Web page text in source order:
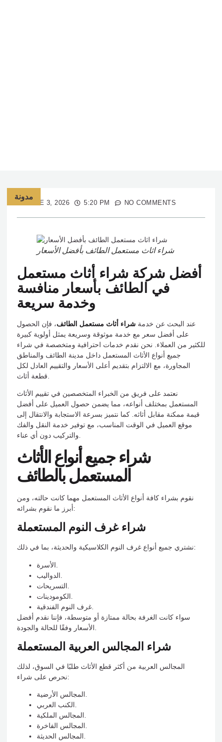
مدونة
JUNE 3, 2026 5:20 PM NO COMMENTS
شراء اثاث مستعمل الطائف بأفضل الأسعار
أفضل شركة شراء أثاث مستعمل
في الطائف بأسعار منافسة
وخدمة سريعة
عند البحث عن خدمة شراء أثاث مستعمل الطائف، فإن الحصول
على أفضل سعر مع خدمة موثوقة وسريعة يمثل أولوية كبيرة
للكثير من العملاء. نحن نقدم خدمات احترافية ومتخصصة في شراء
جميع أنواع الأثاث المستعمل داخل مدينة الطائف والمناطق
المجاورة، مع الالتزام بتقديم أعلى الأسعار والتقييم العادل لكل
نعتمد على فريق من الخبراء المتخصصين في تقييم الأثاث
المستعمل بمختلف أنواعه، مما يضمن حصول العميل على أفضل
قيمة ممكنة مقابل أثاثه. كما نتميز بسرعة الاستجابة والانتقال إلى
موقع العميل في الوقت المناسب، مع توفير خدمة النقل والفك
والتركيب دون أي عناء.
شراء جميع أنواع الأثاث
المستعمل بالطائف
نقوم بشراء كافة أنواع الأثاث المستعمل مهما كانت حالته، ومن
أبرز ما نقوم بشرائه:
شراء غرف النوم المستعملة
نشتري جميع أنواع غرف النوم الكلاسيكية والحديثة، بما في ذلك:
سواء كانت الغرفة بحالة ممتازة أو متوسطة، فإننا نقدم أفضل
شراء المجالس العربية المستعملة
المجالس العربية من أكثر قطع الأثاث طلبًا في السوق، لذلك
نحرص على شراء:
المجالس الأرضية.
الكنب العربي.
المجالس الملكية.
المجالس الفاخرة.
المجالس الحديثة.